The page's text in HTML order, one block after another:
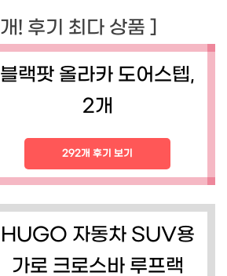
! 후기 최다 상품 ]
블랙팟 올라카 도어스텝,
2개
292개 후기 보기
HUGO 자동차 SUV용
가로 크로스바 루프랙